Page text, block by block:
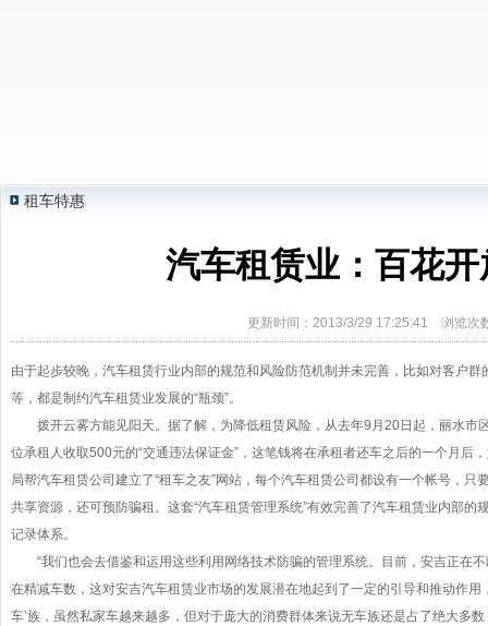
租车特惠
汽车租赁业：百花
更新时间：2013/3/29 17:25:41 浏览次
由于起步较晚，汽车租赁行业内部的规范和风险防范机制并未完善，比如对客户
等，都是制约汽车租赁业发展的“瓶颈”。
拨开云雾方能见阳天。据了解，为降低租赁风险，从去年9月20日起，丽水市
位承租人收取500元的“交通违法保证金”，这笔钱将在承租者还车之后的一个月后
局帮汽车租赁公司建立了“租车之友”网站，每个汽车租赁公司都设有一个帐号，
共享资源，还可预防骗租。这套“汽车租赁管理系统”有效完善了汽车租赁业内部
记录体系。
“我们也会去借鉴和运用这些利用网络技术防骗的管理系统。目前，安吉正在
在精减车数，这对安吉汽车租赁业市场的发展潜在地起到了一定的引导和推动作
车’族，虽然私家车越来越多，但对于庞大的消费群体来说无车族还是占了绝大多